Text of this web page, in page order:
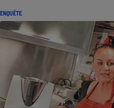
ENQUÊTE